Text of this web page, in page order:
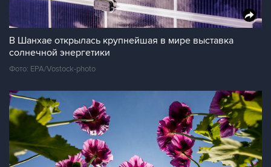
В Шанхае открылась крупнейшая в мире выставка
солнечной энергетики
Фото: EPA/Vostock-photo